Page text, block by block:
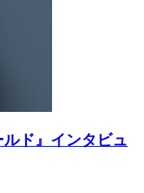
ド』インタビュ